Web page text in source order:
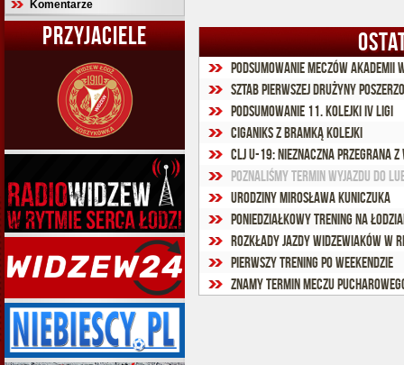
Komentarze
PRZYJACIELE
Podsumowanie meczów Akademii
Sztab pierwszej drużyny
Podsumowanie 11. kolejki IV ligi
Ciganiks z bramką kolejki
CLJ U-19: Nieznaczna przegrana z
Poznaliśmy termin wyjazdu do
Urodziny Mirosława Kuniczuka
Poniedziałkowy trening na
Rozkłady jazdy widzewiaków w
Pierwszy trening po weekendzie
Znamy termin meczu